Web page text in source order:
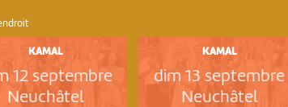
KAMAL
12 septembre
Neuchâtel
KAMAL
dim 13 septembre
Neuchâtel